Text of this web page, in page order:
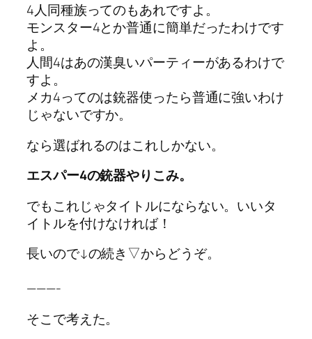
4人同種族ってのもあれですよ。
モンスター4とか普通に簡単だったわけです
よ。
人間4はあの漢臭いパーティーがあるわけで
すよ。
メカ4ってのは銃器使ったら普通に強いわけ
じゃないですか。
なら選ばれるのはこれしかない。
エスパー4の銃器やりこみ。
でもこれじゃタイトルにならない。いいタ
イトルを付けなければ！
長いので↓の続き▽からどうぞ。
———-
そこで考えた。